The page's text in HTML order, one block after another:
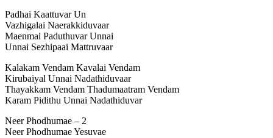
Padhai Kaattuvar Un
Vazhigalai Naerakkiduvaar
Maenmai Paduthuvar Unnai
Unnai Sezhipaai Mattruvaar
Kalakam Vendam Kavalai Vendam
Kirubaiyal Unnai Nadathiduvaar
Thayakkam Vendam Thadumaatram Vendam
Karam Pidithu Unnai Nadathiduvar
Neer Phodhumae – 2
Neer Phodhumae Yesuvae